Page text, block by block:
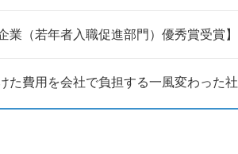
業（若年者入職促進部門）優秀賞受賞
た費用を会社で負担する一風変わった